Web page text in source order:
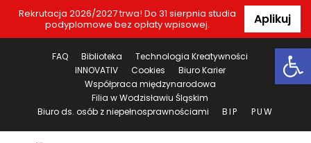
Rekrutacja 2026/2027 trwa! Do 31 sierpnia studia
podyplomowe bez opłaty wpisowej.
Aplikuj
FAQ Biblioteka
Technologia Kreatywności
INNOVATIV
Cookies
Biuro Karier
Współpraca międzynarodowa
Filia w Wodzisławiu Śląskim
Biuro ds. osób z niepełnosprawnościami
BIP PUW